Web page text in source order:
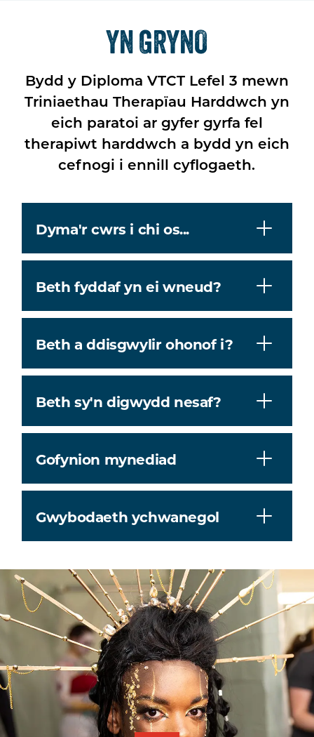
YN GRYNO
Bydd y Diploma VTCT Lefel 3 mewn
Triniaethau Therapïau Harddwch yn
eich paratoi ar gyfer gyrfa fel
therapiwt harddwch a bydd yn eich
cefnogi i ennill cyflogaeth.
Dyma'r cwrs i chi os...
Beth fyddaf yn ei wneud?
Beth a ddisgwylir ohonof i?
Beth sy'n digwydd nesaf?
Gofynion mynediad
Gwybodaeth ychwanegol